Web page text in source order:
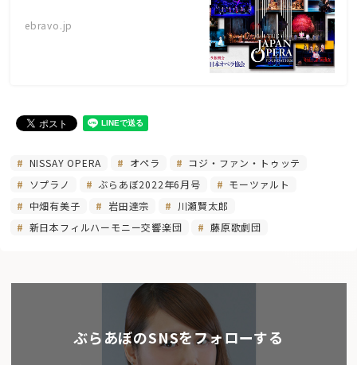
ebravo.jp
NISSAY OPERA オペラ
コジ・ファン・トゥッテ
ソプラノ
ぶらあぼ2022年6月号
モーツァルト
中畑有美子
岩田達宗
川瀬賢太郎
新日本フィルハーモニー交響楽団
藤原歌劇団
ぶらあぼのSNSをフォローする